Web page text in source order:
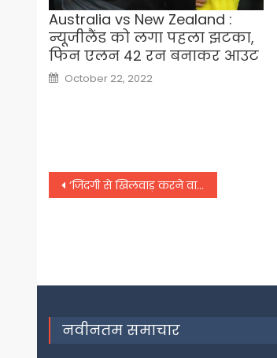
Australia vs New Zealand :
न्यूजीलैंड को लगा पहला झटका,
फिन एलन 42 रन बनाकर आउट
Posted
on
October 22, 2022
Post
‘जिंदगी से खिलवाड़ करने वालों को जनता कभी माफ नहीं करेगी’, कोविशील्ड वैक्सीन मामले को लेकर बोले अखिलेश
नवीनतम समाचार